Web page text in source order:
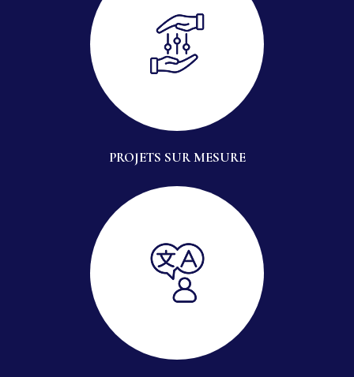
PROJETS SUR MESURE